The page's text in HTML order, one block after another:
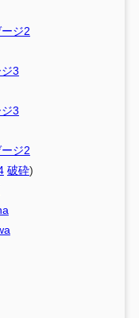
ジ2
3
3
ジ2
破砕)